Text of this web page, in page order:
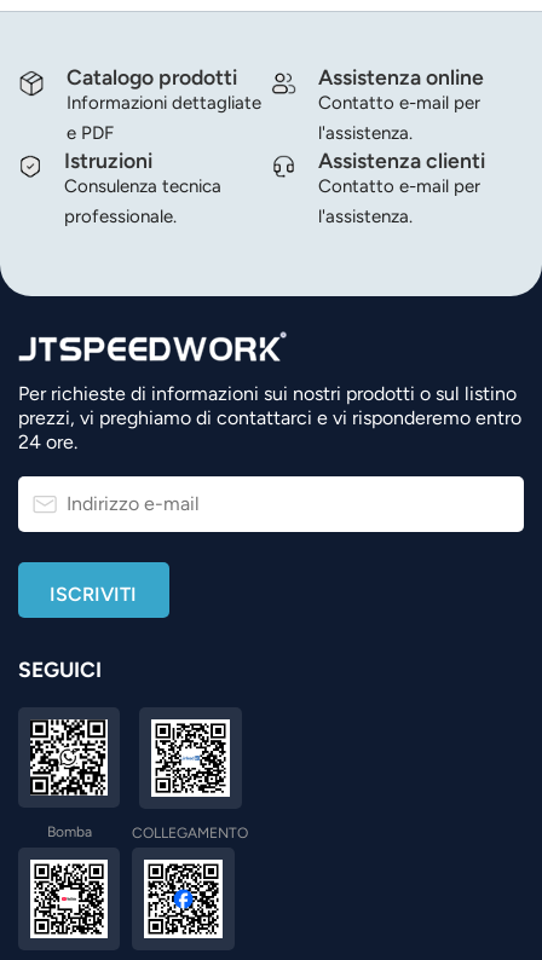
Catalogo prodotti
Informazioni dettagliate
e PDF
Assistenza online
Contatto e-mail per
l'assistenza.
Istruzioni
Consulenza tecnica
professionale.
Assistenza clienti
Contatto e-mail per
l'assistenza.
Per richieste di informazioni sui nostri prodotti o sul listino
prezzi, vi preghiamo di contattarci e vi risponderemo entro
24 ore.
SEGUICI
Bomba COLLEGAMENTO